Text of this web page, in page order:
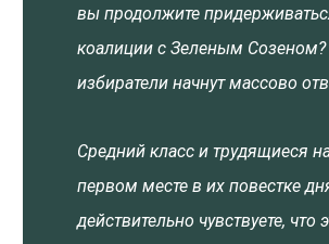
вы продолжите
коалиции с Зеленым
избиратели начнут массово
Средний класс и трудящиеся
первом месте в их повестке
действительно чувствуете, что